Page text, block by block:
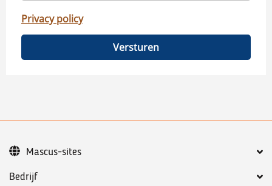
Privacy policy
Versturen
Bedrijf
Mascus-sites